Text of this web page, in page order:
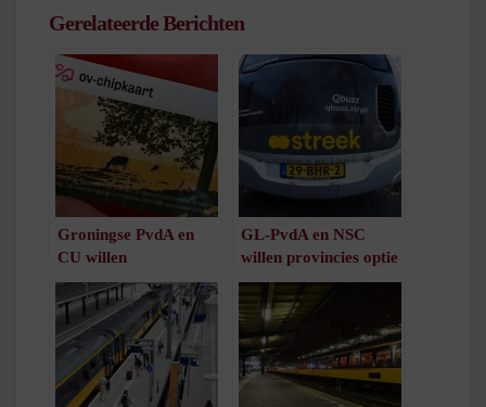
Gerelateerde Berichten
Groningse PvdA en
CU willen
automatische
compensatie staking
voor
abonnementhouders
/1minuut leestijd
GL-PvdA en NSC
willen provincies optie
geven voor opzetten
eigen vervoersbedrijf
1minuut leestijd